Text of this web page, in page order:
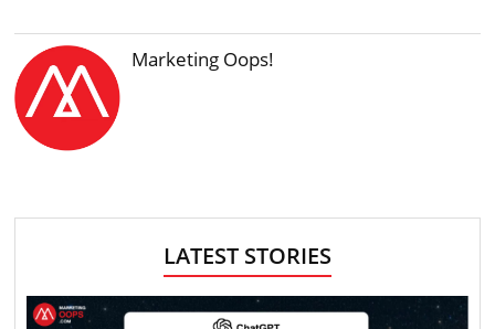
Marketing Oops!
LATEST STORIES